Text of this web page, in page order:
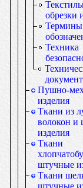
обрезки
Техника
Пушно-
изделия
Ткани из
волокон и
изделия
Ткани
штучные
Ткани
штучные